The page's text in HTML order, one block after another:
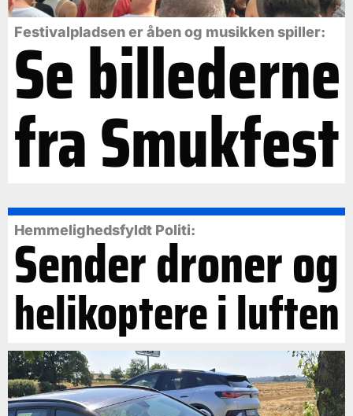
Festivalpladsen er åben og musikken spiller:
Se billederne
fra Smukfest
Hemmelighedsfyldt Politi:
Sender droner og
helikoptere i luften